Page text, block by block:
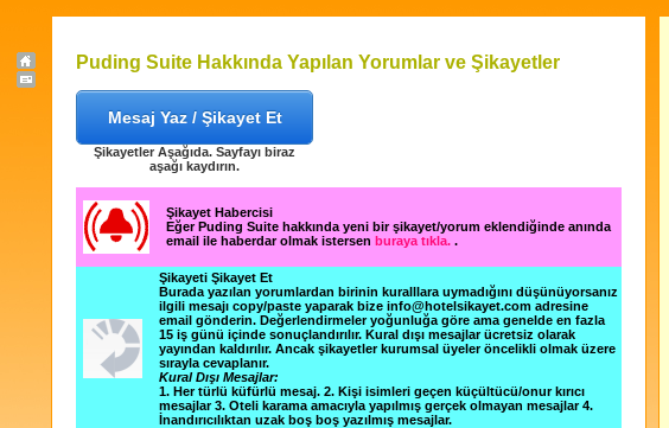
Puding Suite Hakkında Yapılan Yorumlar ve Şikayetler
Mesaj Yaz / Şikayet Et
Şikayetler Aşağıda. Sayfayı biraz
aşağı kaydırın.
Şikayet Habercisi
Eğer Puding Suite hakkında yeni bir şikayet/yorum eklendiğinde anında
email ile haberdar olmak istersen buraya tıkla. .
Şikayeti Şikayet Et
Burada yazılan yorumlardan birinin kuralllara uymadığını düşünüyorsanız
ilgili mesajı copy/paste yaparak bize info@hotelsikayet.com adresine
email gönderin. Değerlendirmeler yoğunluğa göre ama genelde en fazla
15 iş günü içinde sonuçlandırılır. Kural dışı mesajlar ücretsiz olarak
yayından kaldırılır. Ancak şikayetler kurumsal üyeler öncelikli olmak üzere
sırayla cevaplanır.
Kural Dışı Mesajlar:
1. Her türlü küfürlü mesaj. 2. Kişi isimleri geçen küçültücü/onur kırıcı
mesajlar 3. Oteli karama amacıyla yapılmış gerçek olmayan mesajlar 4.
İnandırıcılıktan uzak boş boş yazılmış mesajlar.